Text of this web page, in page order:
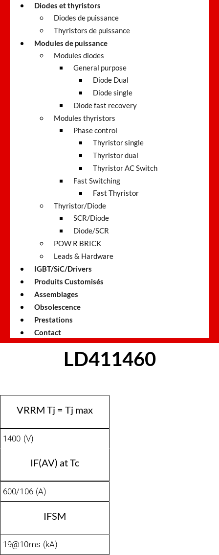
Diodes et thyristors
Diodes de puissance
Thyristors de puissance
Modules de puissance
Modules diodes
General purpose
Diode Dual
Diode single
Diode fast recovery
Modules thyristors
Phase control
Thyristor single
Thyristor dual
Thyristor AC Switch
Fast Switching
Fast Thyristor
Thyristor/Diode
SCR/Diode
Diode/SCR
POW R BRICK
Leads & Hardware
IGBT/SiC/Drivers
Produits Customisés
Assemblages
Obsolescence
Prestations
Contact
LD411460
VRRM Tj = Tj max
1400 (V)
IF(AV) at Tc
600/106 (A)
IFSM
19@10ms (kA)